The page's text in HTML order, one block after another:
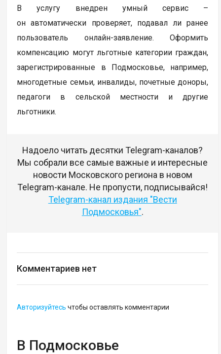
В услугу внедрен умный сервис –
он автоматически проверяет, подавал ли ранее
пользователь онлайн-заявление. Оформить
компенсацию могут льготные категории граждан,
зарегистрированные в Подмосковье, например,
многодетные семьи, инвалиды, почетные доноры,
педагоги в сельской местности и другие
льготники.
Надоело читать десятки Telegram-каналов?
Мы собрали все самые важные и интересные
новости Московского региона в новом
Telegram-канале. Не пропусти, подписывайся!
Telegram-канал издания "Вести
Подмосковья".
Комментариев нет
Авторизуйтесь чтобы оставлять комментарии
В Подмосковье